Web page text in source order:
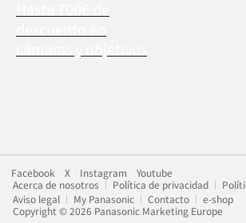
Facebook X Instagram
Youtube
Acerca de nosotros
Política de privacidad
Aviso legal
My Panasonic Contacto
e-shop
Copyright © 2026 Panasonic Marketing Europe